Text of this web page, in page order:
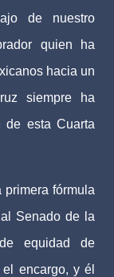
de nuestro
quien ha
hacia un
siempre ha
de esta Cuarta
fórmula
Senado de la
equidad de
encargo, y él